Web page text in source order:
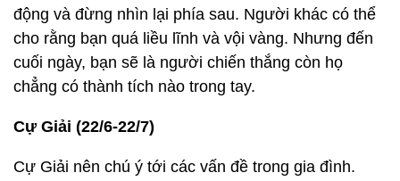
động và đừng nhìn lại phía sau. Người khác có thể
cho rằng bạn quá liều lĩnh và vội vàng. Nhưng đến
cuối ngày, bạn sẽ là người chiến thắng còn họ
chẳng có thành tích nào trong tay.
Cự Giải (22/6-22/7)
Cự Giải nên chú ý tới các vấn đề trong gia đình.